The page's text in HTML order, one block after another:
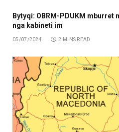
Bytyqi: OBRM-PDUKM
nga kabineti im
05/07/2024 2 MINS READ